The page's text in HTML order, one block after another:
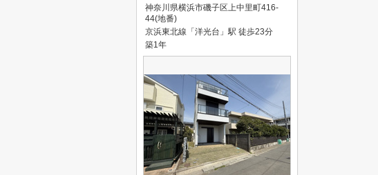
神奈川県横浜市磯子区上中里町416-
44(地番)
京浜東北線「洋光台」駅 徒歩23分
築1年